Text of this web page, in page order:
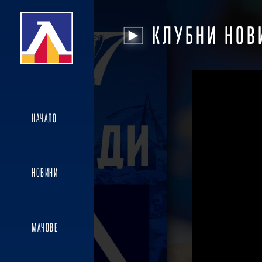
НАЧАЛО
НОВИНИ
МАЧОВЕ
КЛУБНИ